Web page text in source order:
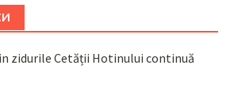
zidurile Cetății Hotinului continuă